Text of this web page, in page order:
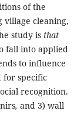
of the
village cleaning,
study isthat
fall into applied
to influence
for specific
recognition.
, and 3) wall